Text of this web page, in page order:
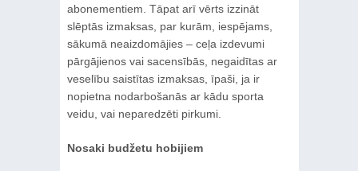
abonementiem. Tāpat arī vērts izzināt
slēptās izmaksas, par kurām, iespējams,
sākumā neaizdomājies – ceļa izdevumi
pārgājienos vai sacensībās, negaidītas ar
veselību saistītas izmaksas, īpaši, ja ir
nopietna nodarbošanās ar kādu sporta
veidu, vai neparedzēti pirkumi.
Nosaki budžetu hobijiem